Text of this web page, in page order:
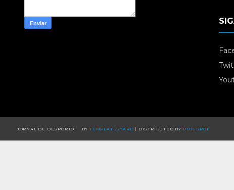
JORNAL DE DESPORTO BY TEMPLATESYARD | DISTRIBUTED BY BLOGSPOT